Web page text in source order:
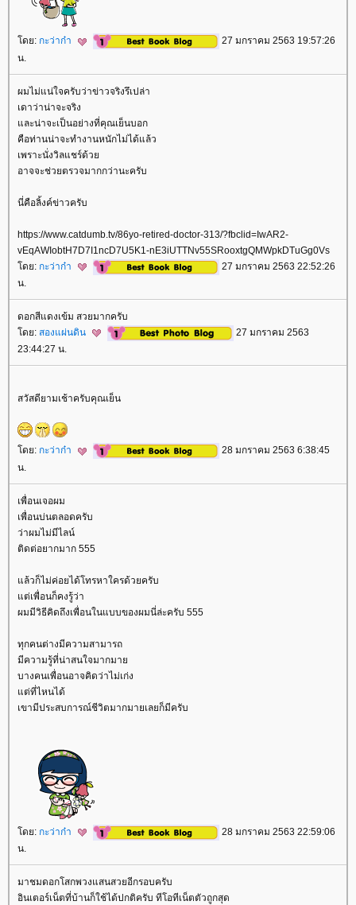
ดย: กะว่าก๋า
27 มกราคม 2563 19:57:26
น.
ผมไม่แน่ใจครับว่าข่าวจริงรึเปล่า
เดาว่าน่าจะจริง
ละน่าจะเป็นอย่างที่คุณเย็นบอก
คือท่านน่าจะทำงานหนักไม่ได้แล้ว
เพราะนั่งวิลแชร์ด้ว
อาจจะช่วยตรวจมากกว่านะครับ
นี่คือลิ้งค์ข่าวครับ
https://www.catdumb.tv/86yo-retired-doctor-313/?fbclid=IwAR2-
vEqAWIobtH7D7I1ncD7U5K1-nE3iUTTNv55SRooxtgQMWpkDTuGg0Vs
ดย: กะว่าก๋า
27 มกราคม 2563 22:52:26
น.
ดอกสีแดงเข้ม สวยมากครับ
ดย: สองแผ่นดิน
27 มกราคม 2563
23:44:27 น.
สวัสดียามเช้าครับคุณเย็น
ดย: กะว่าก๋า
28 มกราคม 2563 6:38:45
น.
เพื่อนเจอผม
เพื่อนบ่นตลอดครับ
ว่าผมไม่มีไลน์
ติดต่อยากมาก 555
ล้วก็ไม่ค่อยได้โทรหาใครด้วยครับ
ต่เพื่อนก็คงรู้ว่า
ผมมีวิธีคิดถึงเพื่อนในแบบของผมนี่ล่ะครับ 555
ทุกคนต่างมีความสามารถ
มีความรู้ที่น่าสนใจมากมา
บางคนเพื่อนอาจคิดว่าไม่เก่ง
ต่ที่ไหนได้
เขามีประสบการณ์ชีวิตมากมายเลยก็มีครับ
ดย: กะว่าก๋า
28 มกราคม 2563 22:59:06
น.
มาชมดอกโสกพวงแสนสวยอีกรอบครับ
อินเตอร์เน็ตที่บ้านก็ใช้ได้ปกติครับ ทีโอทีเน็ตตัวถูกสุด